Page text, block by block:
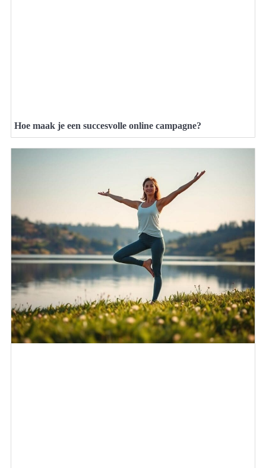
Hoe maak je een succesvolle online campagne?